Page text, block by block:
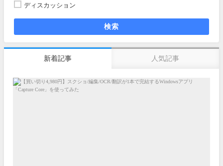
ディスカッション
検索
新着記事 人気記事